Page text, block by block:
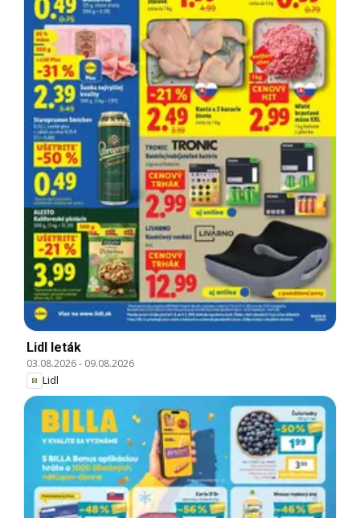
Lidl leták
03.08.2026- 09.08.2026
Lidl